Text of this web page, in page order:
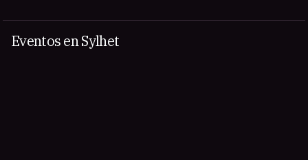
Eventos en Sylhet